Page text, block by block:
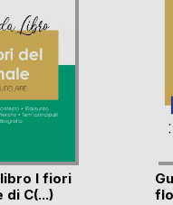
I fiori
di C(...)